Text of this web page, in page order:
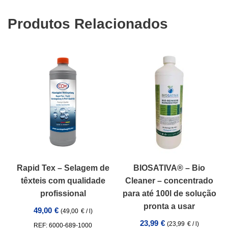
Produtos Relacionados
Rapid Tex – Selagem de
têxteis com qualidade
profissional
49,00 € (49,00 €/ )
REF: 6000-689-1000
BIOSATIVA® – Bio
Cleaner – concentrado
para até 100l de solução
pronta a usar
23,99 € (23,99 €/ )